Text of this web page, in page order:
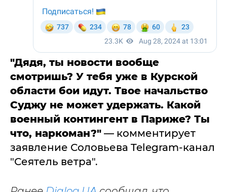
"Дядя, ты новости вообще
смотришь? У тебя уже в Курской
области бои идут. Твое начальство
Суджу не может удержать. Какой
военный контингент в Париже? Ты
что, наркоман?" — комментирует
заявление Соловьева Telegram-канал
"Сеятель ветра".